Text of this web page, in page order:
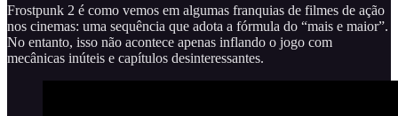
Frostpunk 2 é como vemos em algumas franquias de filmes de ação
nos cinemas: uma sequência que adota a fórmula do “mais e maior”.
No entanto, isso não acontece apenas inflando o jogo com
mecânicas inúteis e capítulos desinteressantes.